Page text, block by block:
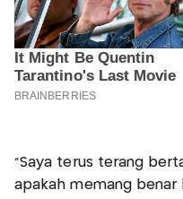
"Saya terus terang
apakah memang benar